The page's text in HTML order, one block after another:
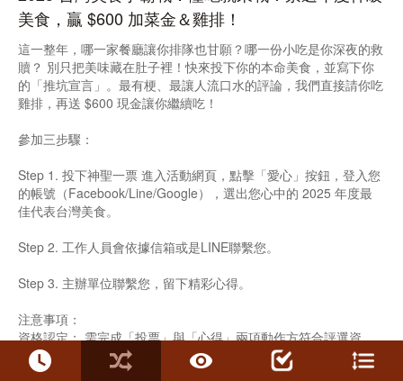
美食，贏 $600 加菜金＆雞排！
這一整年，哪一家餐廳讓你排隊也甘願？哪一份小吃是你深夜的救
贖？ 別只把美味藏在肚子裡！快來投下你的本命美食，並寫下你
的「推坑宣言」。最有梗、最讓人流口水的評論，我們直接請你吃
雞排，再送 $600 現金讓你繼續吃！
參加三步驟：
Step 1. 投下神聖一票 進入活動網頁，點擊「愛心」按鈕，登入您
的帳號（Facebook/Line/Google），選出您心中的 2025 年度最
佳代表台灣美食。
Step 2. 工作人員會依據信箱或是LINE聯繫您。
Step 3. 主辦單位聯繫您，留下精彩心得。
注意事項：
資格認定： 需完成「投票」與「心得」兩項動作方符合評選資
格。